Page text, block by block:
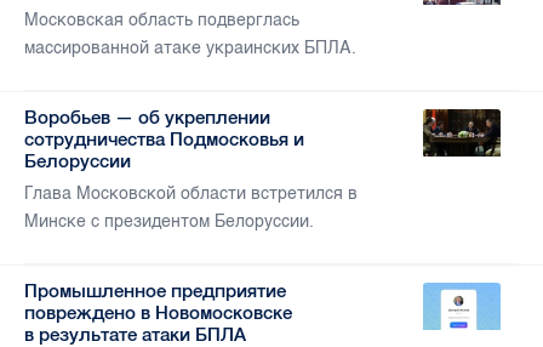
Московская область подверглась
массированной атаке украинских БПЛА.
Воробьев — об укреплении
сотрудничества Подмосковья и
Белоруссии
Глава Московской области встретился в
Минске с президентом Белоруссии.
Промышленное предприятие
повреждено в Новомосковске
в результате атаки БПЛА